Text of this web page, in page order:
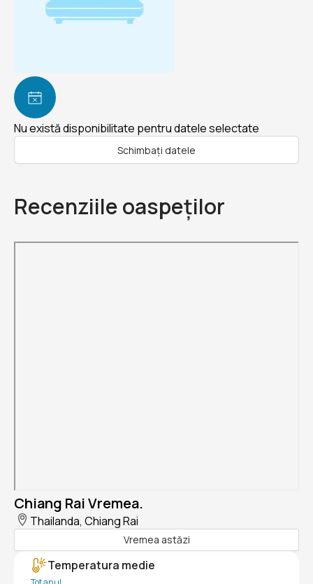
Nu există disponibilitate pentru datele selectate
Schimbați datele
Recenziile oaspeților
Chiang Rai Vremea.
Thailanda, Chiang Rai
Vremea astăzi
Temperatura medie